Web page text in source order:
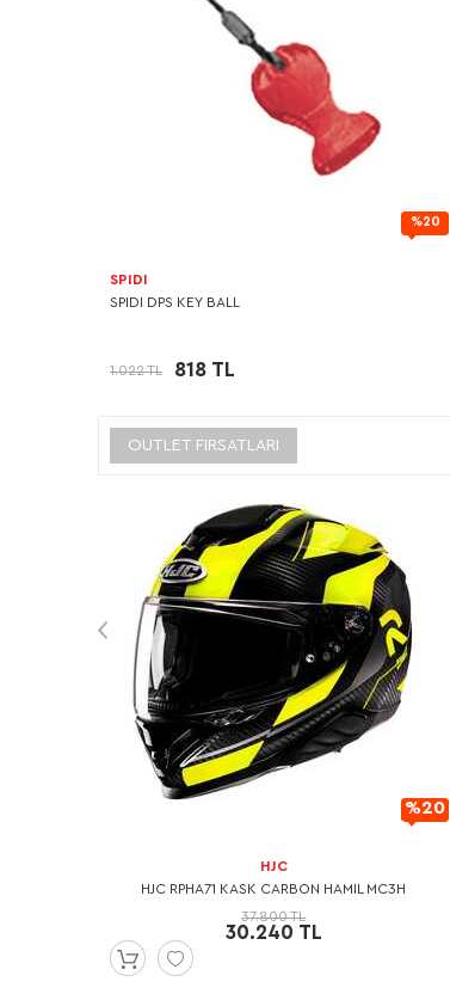
%20
SPIDI
SPIDI DPS KEY BALL
1.022 TL 818 TL
OUTLET FIRSATLARI
%20
İndirimli
HJC
HJC RPHA71 KASK CARBON HAMIL MC3H
37.800 TL
30.240 TL